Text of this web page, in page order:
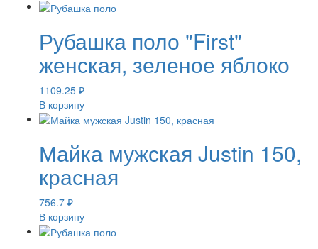
Рубашка поло "First"
женская, зеленое яблоко
1109.25 ₽
В корзину
Майка мужская Justin 150,
красная
756.7 ₽
В корзину